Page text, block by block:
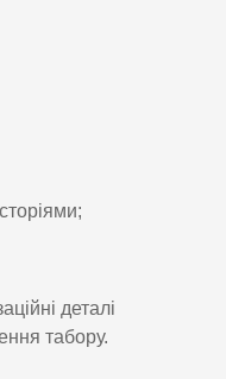
деталі
табору.